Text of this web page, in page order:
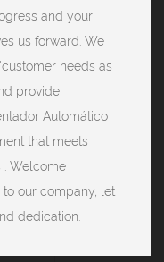
and your
us forward. We
needs as
provide
Automático
that meets
. Welcome
our company, let
dedication.